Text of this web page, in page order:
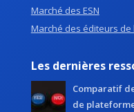
Marché des ESN
Marché des éditeurs de
Les dernières
Comparatif
de